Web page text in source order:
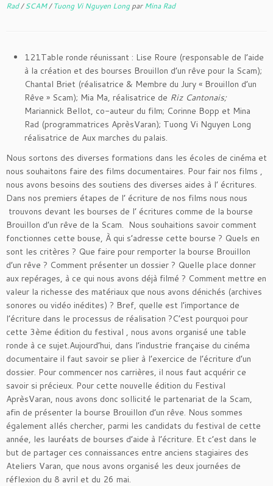
Rad/SCAM/Tuong Vi Nguyen LongparMina Rad
121Table ronde réunissant : Lise Roure (responsable de l’aide
à la création et des bourses Brouillon d’un rêve pour la Scam);
Chantal Briet (réalisatrice & Membre du Jury « Brouillon d’un
Rêve » Scam); Mia Ma, réalisatrice de Riz Cantonais;
Mariannick Bellot, co-auteur du film; Corinne Bopp et Mina
Rad (programmatrices AprèsVaran); Tuong Vi Nguyen Long
réalisatrice de Aux marches du palais.
Nous sortons des diverses formations dans les écoles de cinéma et
nous souhaitons faire des films documentaires. Pour fair nos films ,
nous avons besoins des soutiens des diverses aides à l’ écritures.
Dans nos premiers étapes de l’ écriture de nos films nous nous
trouvons devant les bourses de l’ écritures comme de la bourse
Brouillon d’un rêve de la Scam. Nous souhaitions savoir comment
fonctionnes cette bouse, À qui s’adresse cette bourse ? Quels en
sont les critères ? Que faire pour remporter la bourse Brouillon
d’un rêve ? Comment présenter un dossier ? Quelle place donner
aux repérages, à ce qui nous avons déjà filmé ? Comment mettre en
valeur la richesse des matériaux que nous avons dénichés (archives
sonores ou vidéo inédites) ? Bref, quelle est l’importance de
l’écriture dans le processus de réalisation ?C’est pourquoi pour
cette 3ème édition du festival , nous avons organisé une table
ronde à ce sujet.Aujourd’hui, dans l’industrie française du cinéma
documentaire il faut savoir se plier à l’exercice de l’écriture d’un
dossier. Pour commencer nos carrières, il nous faut acquérir ce
savoir si précieux. Pour cette nouvelle édition du Festival
AprèsVaran, nous avons donc sollicité le partenariat de la Scam,
afin de présenter la bourse Brouillon d’un rêve. Nous sommes
également allés chercher, parmi les candidats du festival de cette
année, les lauréats de bourses d’aide à l’écriture. Et c’est dans le
but de partager ces connaissances entre anciens stagiaires des
Ateliers Varan, que nous avons organisé les deux journées de
réflexion du 8 avril et du 26 mai.